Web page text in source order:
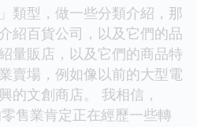
類型，做一些分類介紹，那
紹百貨公司，以及它們的品
量販店，以及它們的商品特
賣場，例如像以前的大型電
的文創商店。 我相信，
售業肯定正在經歷一些轉